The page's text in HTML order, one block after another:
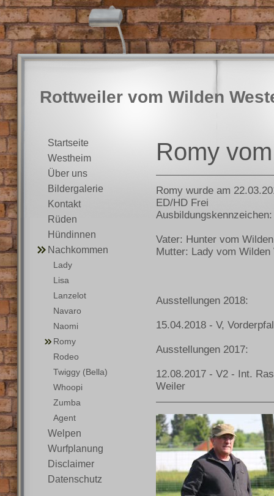
Rottweiler vom Wilden
Startseite
Westheim
Über uns
Bildergalerie
Kontakt
Rüden
Hündinnen
Nachkommen
Lady
Lisa
Lanzelot
Navaro
Naomi
Romy
Rodeo
Twiggy (Bella)
Whoopi
Zumba
Agent
Welpen
Wurfplanung
Disclaimer
Datenschutz
Romy
Romy wurde am
ED/HD Frei
Vater: Hunter vom
Mutter: Lady vom Wilden
Ausstellungen 2018:
15.04.2018 - V,
Ausstellungen 2017:
12.08.2017 - V2 - Int.
Weiler